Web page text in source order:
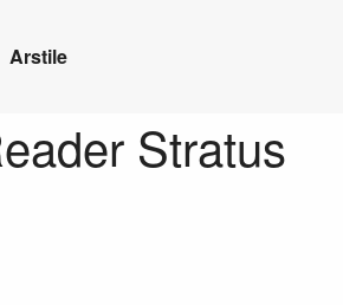
Arstile
Stratus